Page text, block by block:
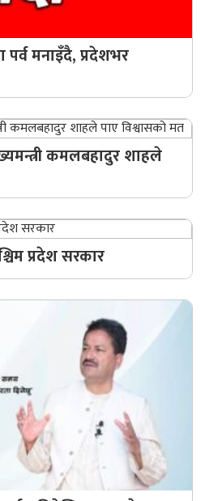
मनाइँदै, प्रदेशभर
कमलबहादुर शाहले
प्रदेश सरकार